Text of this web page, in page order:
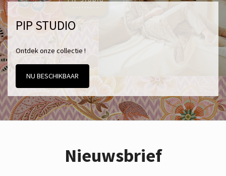
PIP STUDIO
Ontdek onze collectie !
NU BESCHIKBAAR
Nieuwsbrief